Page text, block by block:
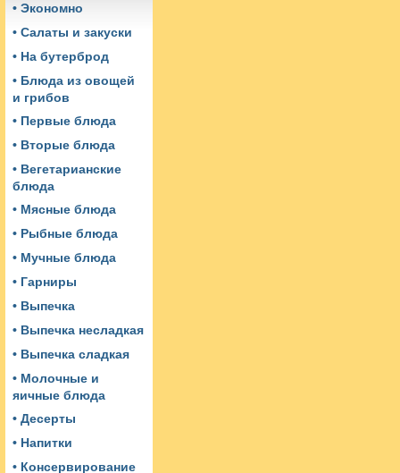
• Экономно
• Салаты и закуски
• На бутерброд
• Блюда из овощей
и грибов
• Первые блюда
• Вторые блюда
• Вегетарианские
блюда
• Мясные блюда
• Рыбные блюда
• Мучные блюда
• Гарниры
• Выпечка
• Выпечка несладкая
• Выпечка сладкая
• Молочные и
яичные блюда
• Десерты
• Напитки
• Консервирование